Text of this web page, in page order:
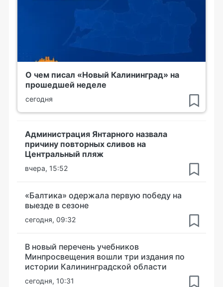
О чем писал «Новый Калининград» на
прошедшей неделе
сегодня
Администрация Янтарного назвала
причину повторных сливов на
Центральный пляж
вчера, 15:52
«Балтика» одержала первую победу на
выезде в сезоне
сегодня, 09:32
В новый перечень учебников
Минпросвещения вошли три издания по
истории Калининградской области
сегодня, 10:31